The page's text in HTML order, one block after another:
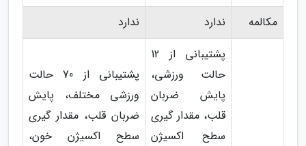
مکالمه ندارد ندارد
پشتیبانی از 12
حالت ورزشی،
پایش ضربان
قلب، مقدار گیری
سطح اکسیژن
پشتیبانی از 70 حالت
ورزشی مختلف، پایش
ضربان قلب، مقدار گیری
سطح اکسیژن خون،